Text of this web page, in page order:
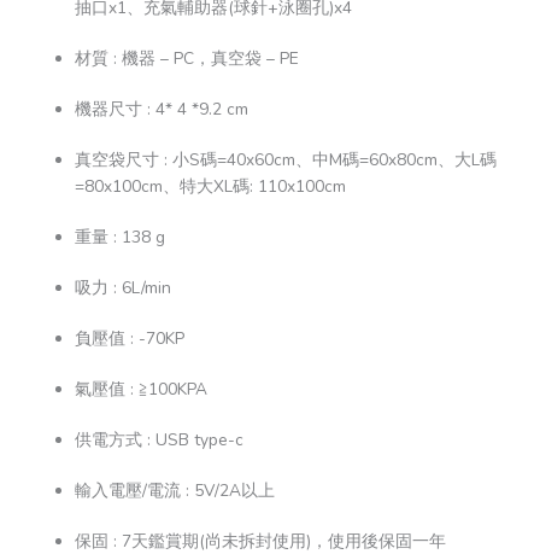
抽口x1、充氣輔助器(球針+泳圈孔)x4
材質 : 機器 – PC，真空袋 – PE
機器尺寸 : 4* 4 *9.2 cm
真空袋尺寸 : 小S碼=40x60cm、中M碼=60x80cm、大L碼
=80x100cm、特大XL碼: 110x100cm
重量 : 138 g
吸力 : 6L/min
負壓值 : -70KP
氣壓值 : ≧100KPA
供電方式 : USB type-c
輸入電壓/電流 : 5V/2A以上
保固 : 7天鑑賞期(尚未拆封使用)，使用後保固一年